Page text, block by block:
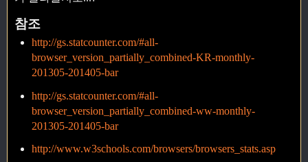
참조
http://gs.statcounter.com/#all-
browser_version_partially_combined-KR-monthly-
201305-201405-bar
http://gs.statcounter.com/#all-
browser_version_partially_combined-ww-monthly-
201305-201405-bar
http://www.w3schools.com/browsers/browsers_stats.asp